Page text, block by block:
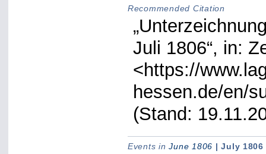
Recommended Citation
Juli 1806“, in:
<https://
hessen.de/en/
(Stand:
Events inJune 1806 | July